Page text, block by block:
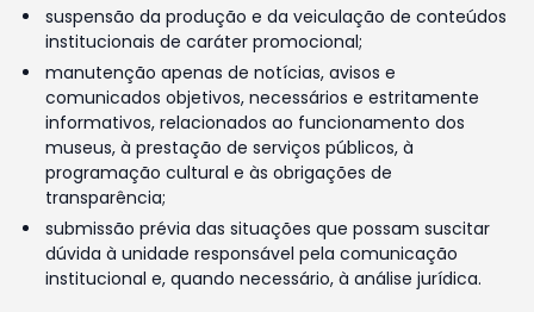
suspensão da produção e da veiculação de conteúdos
institucionais de caráter promocional;
manutenção apenas de notícias, avisos e
comunicados objetivos, necessários e estritamente
informativos, relacionados ao funcionamento dos
museus, à prestação de serviços públicos, à
programação cultural e às obrigações de
transparência;
submissão prévia das situações que possam suscitar
dúvida à unidade responsável pela comunicação
institucional e, quando necessário, à análise jurídica.